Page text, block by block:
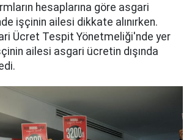
hesaplarına göre asgari
işçinin ailesi dikkate alınırken.
Ücret Tespit Yönetmeliği'nde yer
ailesi asgari ücretin dışında